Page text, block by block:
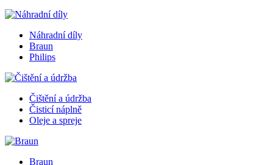
Náhradní díly
Braun
Philips
Čištění a údržba
Čisticí náplně
Oleje a spreje
Braun